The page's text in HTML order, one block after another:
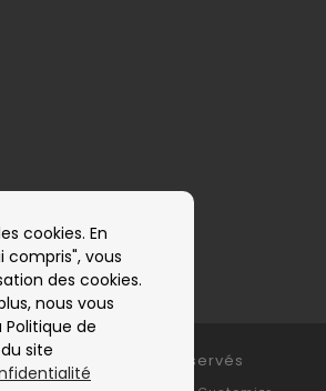
cookies. En
compris", vous
des cookies.
nous vous
Politique de
site– Tous droits réservés